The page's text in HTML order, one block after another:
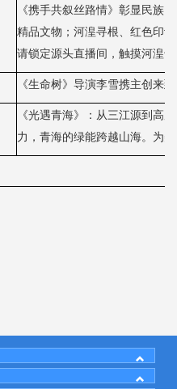
《携手共叙丝路情》彰显民族
精品文物；河湟寻根、红色印
请锁定源头直播间，触摸河湟
《生命树》导演李雪携主创来
《光遇青海》：从三江源到高
力，青海的绿能跨越山海。为